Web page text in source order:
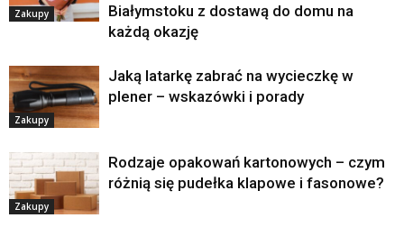
Zakupy
Białymstoku z dostawą do domu na
każdą okazję
Zakupy
Jaką latarkę zabrać na wycieczkę w
plener – wskazówki i porady
Zakupy
Rodzaje opakowań kartonowych – czym
różnią się pudełka klapowe i fasonowe?